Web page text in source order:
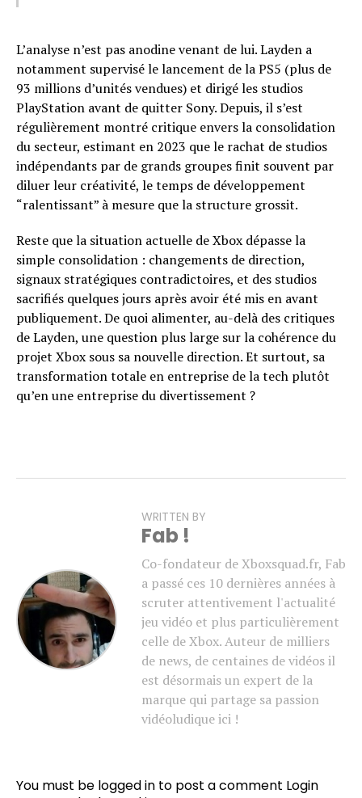
L’analyse n’est pas anodine venant de lui. Layden a
notamment supervisé le lancement de la PS5 (plus de
93 millions d’unités vendues) et dirigé les studios
PlayStation avant de quitter Sony. Depuis, il s’est
régulièrement montré critique envers la consolidation
du secteur, estimant en 2023 que le rachat de studios
indépendants par de grands groupes finit souvent par
diluer leur créativité, le temps de développement
“ralentissant” à mesure que la structure grossit.
Reste que la situation actuelle de Xbox dépasse la
simple consolidation : changements de direction,
signaux stratégiques contradictoires, et des studios
sacrifiés quelques jours après avoir été mis en avant
publiquement. De quoi alimenter, au-delà des critiques
de Layden, une question plus large sur la cohérence du
projet Xbox sous sa nouvelle direction. Et surtout, sa
transformation totale en entreprise de la tech plutôt
qu’en une entreprise du divertissement ?
WRITTEN BY
Fab !
Co-fondateur de Xboxsquad.fr, Fab
a passé ces 10 dernières années à
scruter attentivement l'actualité
jeu vidéo et plus particulièrement
celle de Xbox. Auteur de milliers
de news, de centaines de vidéos il
est désormais un expert de la
marque qui partage sa passion
vidéoludique ici !
You must be logged in to post a comment Login